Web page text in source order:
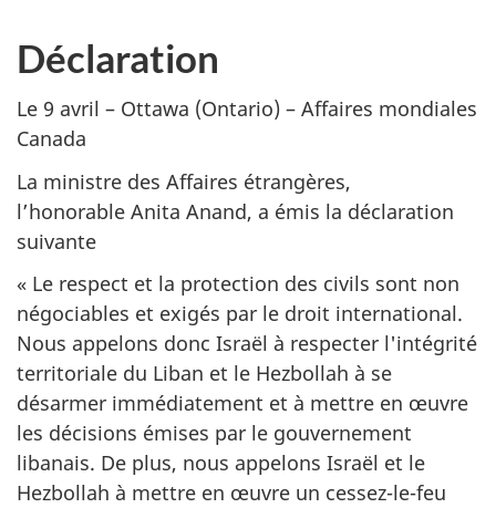
Déclaration
Le 9 avril – Ottawa (Ontario) – Affaires mondiales
Canada
La ministre des Affaires étrangères,
l’honorable Anita Anand, a émis la déclaration
suivante
« Le respect et la protection des civils sont non
négociables et exigés par le droit international.
Nous appelons donc Israël à respecter l'intégrité
territoriale du Liban et le Hezbollah à se
désarmer immédiatement et à mettre en œuvre
les décisions émises par le gouvernement
libanais. De plus, nous appelons Israël et le
Hezbollah à mettre en œuvre un cessez-le-feu